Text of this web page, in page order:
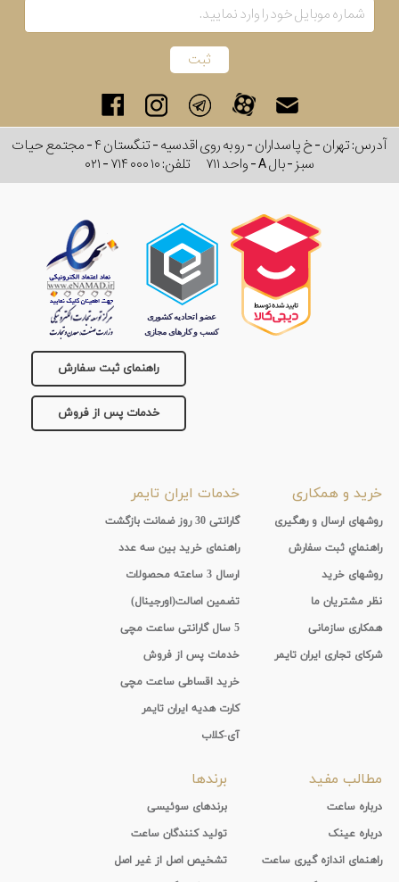
اصالت
سایز
باتری
آدرس: تهران - خ پاسداران - رو به روی اقدسیه - تنگستان ۴ - مجتمع حیات
سبز - بال A - واحد ۷۱۱
تلفن:۰۲۱ - ۷۱۴ ۰۰۰ ۱۰
راهنمای ثبت سفارش
خدمات پس از فروش
خرید و همکاری
روشهای ارسال و رهگیری
راهنماي ثبت سفارش
روشهای خرید
نظر مشتریان ما
همکاری سازمانی
شرکای تجاری ایران تایمر
خدمات ایران تایمر
گارانتی 30 روز ضمانت بازگشت
راهنمای خرید بین سه عدد
ارسال 3 ساعته محصولات
تضمین اصالت(اورجینال)
5 سال گارانتی ساعت مچی
خدمات پس از فروش
خرید اقساطی ساعت مچی
کارت هدیه ایران تایمر
آی-کلاب
مطالب مفید
درباره ساعت
درباره عینک
راهنمای اندازه گیری ساعت
برندها
برندهای سوئیسی
تولید کنندگان ساعت
تشخیص اصل از غیر اصل